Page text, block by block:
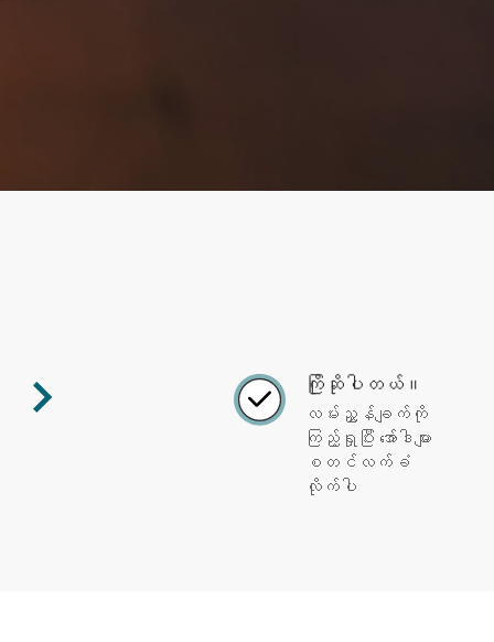
ကြိုဆိုပါတယ်။
လမ်းညွှန်ချက်ကို
ကြည့်ရှုပြီး အော်ဒါများ
စတင်လက်ခံ
လိုက်ပါ